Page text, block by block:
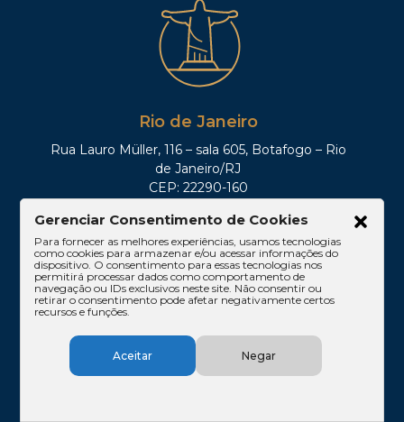
Rio de Janeiro
Rua Lauro Müller, 116 – sala 605, Botafogo – Rio
de Janeiro/RJ
CEP: 22290-160
Brasília
Gerenciar Consentimento de Cookies
Para fornecer as melhores experiências, usamos tecnologias
como cookies para armazenar e/ou acessar informações do
dispositivo. O consentimento para essas tecnologias nos
permitirá processar dados como comportamento de
navegação ou IDs exclusivos neste site. Não consentir ou
retirar o consentimento pode afetar negativamente certos
recursos e funções.
Aceitar Negar